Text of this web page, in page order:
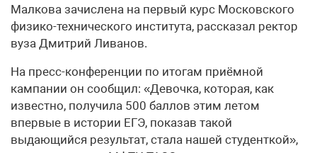
Малкова зачислена на первый курс Московского
физико-технического института, рассказал ректор
вуза Дмитрий Ливанов.
На пресс-конференции по итогам приёмной
кампании он сообщил: «Девочка, которая, как
известно, получила 500 баллов этим летом
впервые в истории ЕГЭ, показав такой
выдающийся результат, стала нашей студенткой»,